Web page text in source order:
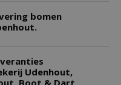
bomen
Udenhout,
Boot & Dart